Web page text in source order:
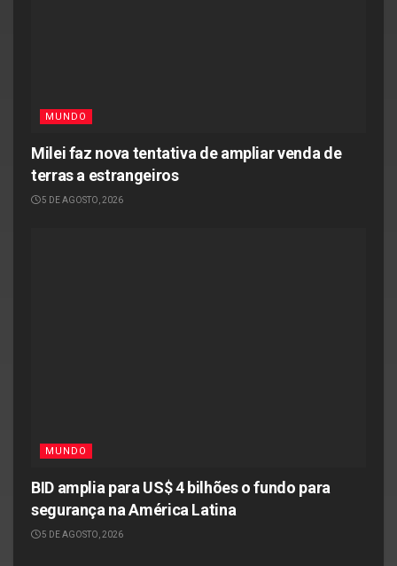
MUNDO
Milei faz nova tentativa de ampliar venda de
terras a estrangeiros
5 DE AGOSTO, 2026
MUNDO
BID amplia para US$ 4 bilhões o fundo para
segurança na América Latina
5 DE AGOSTO, 2026